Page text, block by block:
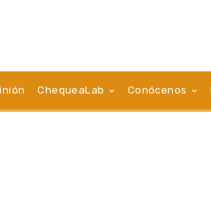
ChequeaLab Conócenos